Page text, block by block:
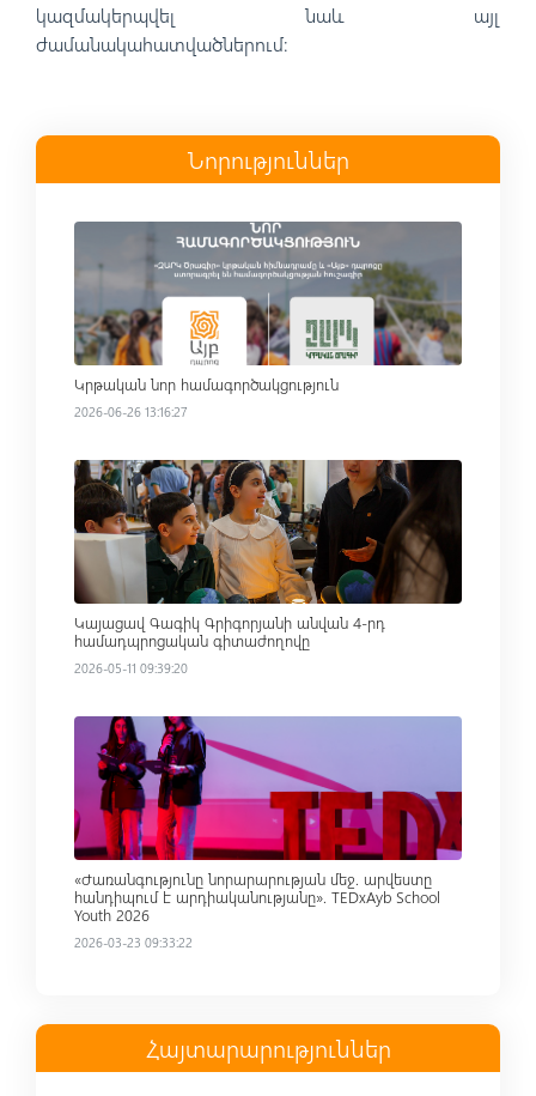
կազմակերպվել նաև այլ
ժամանակահատվածներում:
Նորություններ
Read more
Կրթական նոր համագործակցություն
2026-06-26 13:16:27
Read more
Կայացավ Գագիկ Գրիգորյանի անվան 4-րդ
համադպրոցական գիտաժողովը
2026-05-11 09:39:20
Read more
«Ժառանգությունը նորարարության մեջ. արվեստը
հանդիպում է արդիականությանը». TEDxAyb School
Youth 2026
2026-03-23 09:33:22
Հայտարարություններ